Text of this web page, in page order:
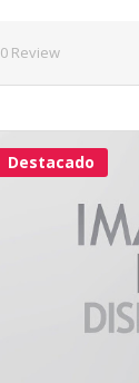
0 Review
Destacado